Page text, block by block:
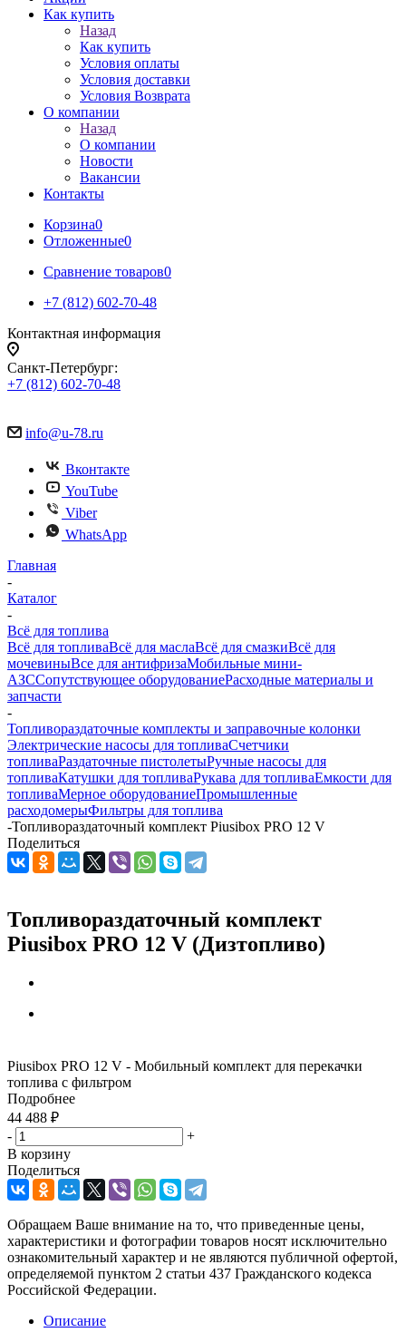
Как купить
Назад
Как купить
Условия оплаты
Условия доставки
Условия Возврата
О компании
Назад
О компании
Новости
Вакансии
Контакты
Корзина0
Отложенные0
Сравнение товаров0
+7 (812) 602-70-48
Контактная информация
Санкт-Петербург:
+7 (812) 602-70-48
info@u-78.ru
Вконтакте
YouTube
Viber
WhatsApp
Главная
-
Каталог
-
Всё для топлива
Всё для топливаВсё для маслаВсё для смазкиВсё для
мочевиныВсе для антифризаМобильные мини-
АЗССопутствующее оборудованиеРасходные материалы и
запчасти
-
Топливораздаточные комплекты и заправочные колонки
Электрические насосы для топливаСчетчики
топливаРаздаточные пистолетыРучные насосы для
топливаКатушки для топливаРукава для топливаЕмкости для
топливаМерное оборудованиеПромышленные
расходомерыФильтры для топлива
-Топливораздаточный комплект Piusibox PRO 12 V
Поделиться
Топливораздаточный комплект
Piusibox PRO 12 V (Дизтопливо)
Piusibox PRO 12 V - Мобильный комплект для перекачки
топлива с фильтром
Подробнее
44 488 ₽
-
+
В корзину
Поделиться
Обращаем Ваше внимание на то, что приведенные цены,
характеристики и фотографии товаров носят исключительно
ознакомительный характер и не являются публичной офертой,
определяемой пунктом 2 статьи 437 Гражданского кодекса
Российской Федерации.
Описание